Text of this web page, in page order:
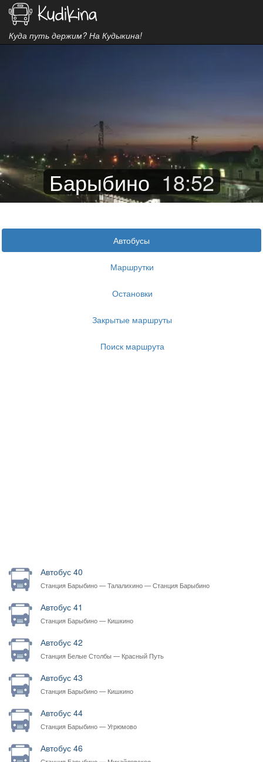
Куда путь держим? На Кудыкина!
Барыбино 18:52
Автобусы
Маршрутки
Остановки
Закрытые маршруты
Поиск маршрута
Автобус 40
Станция Барыбино — Талалихино — Станция Барыбино
Автобус 41
Станция Барыбино — Кишкино
Автобус 42
Станция Белые Столбы — Красный Путь
Автобус 43
Станция Барыбино — Кишкино
Автобус 44
Станция Барыбино — Угрюмово
Автобус 46